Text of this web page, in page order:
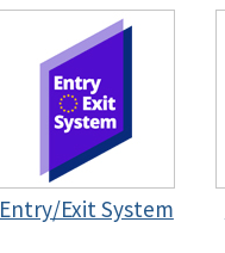
Entry/Exit System